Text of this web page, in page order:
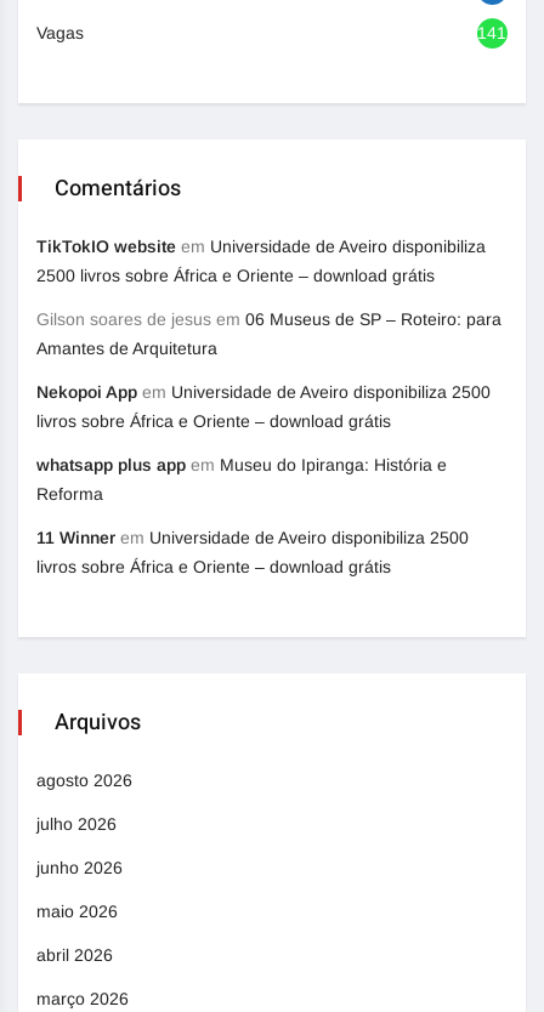
Vagas 1417
Comentários
TikTokIO website em Universidade de Aveiro disponibiliza
2500 livros sobre África e Oriente – download grátis
Gilson soares de jesus em 06 Museus de SP – Roteiro: para
Amantes de Arquitetura
Nekopoi App em Universidade de Aveiro disponibiliza 2500
livros sobre África e Oriente – download grátis
whatsapp plus app em Museu do Ipiranga: História e
Reforma
11 Winner em Universidade de Aveiro disponibiliza 2500
livros sobre África e Oriente – download grátis
Arquivos
agosto 2026
julho 2026
junho 2026
maio 2026
abril 2026
março 2026